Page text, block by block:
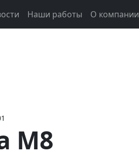
Наши работы О компании
М8